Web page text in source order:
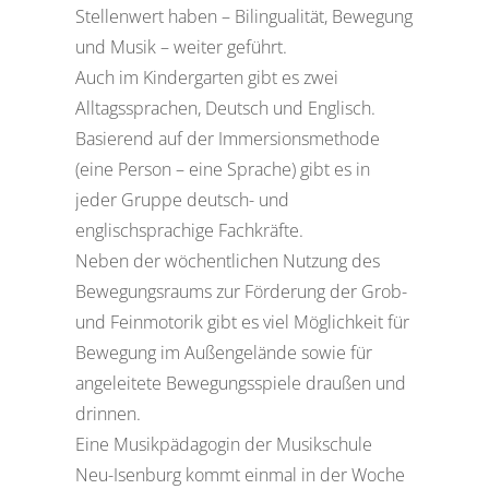
Stellenwert haben – Bilingualität, Bewegung
und Musik – weiter geführt.
Auch im Kindergarten gibt es zwei
Alltagssprachen, Deutsch und Englisch.
Basierend auf der Immersionsmethode
(eine Person – eine Sprache) gibt es in
jeder Gruppe deutsch- und
englischsprachige Fachkräfte.
Neben der wöchentlichen Nutzung des
Bewegungsraums zur Förderung der Grob-
und Feinmotorik gibt es viel Möglichkeit für
Bewegung im Außengelände sowie für
angeleitete Bewegungsspiele draußen und
drinnen.
Eine Musikpädagogin der Musikschule
Neu-Isenburg kommt einmal in der Woche